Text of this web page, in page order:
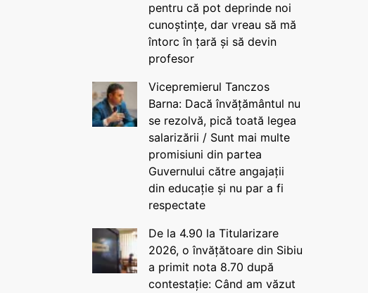
pentru că pot deprinde noi
cunoștințe, dar vreau să mă
întorc în țară și să devin
profesor
Vicepremierul Tanczos
Barna: Dacă învățământul nu
se rezolvă, pică toată legea
salarizării / Sunt mai multe
promisiuni din partea
Guvernului către angajații
din educație și nu par a fi
respectate
De la 4.90 la Titularizare
2026, o învățătoare din Sibiu
a primit nota 8.70 după
contestație: Când am văzut